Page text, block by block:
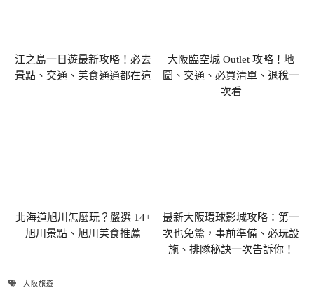
江之島一日遊最新攻略！必去
景點、交通、美食通通都在這
大阪臨空城 Outlet 攻略！地
圖、交通、必買清單、退稅一
次看
北海道旭川怎麼玩？嚴選 14+
旭川景點、旭川美食推薦
最新大阪環球影城攻略：第一
次也免驚，事前準備、必玩設
施、排隊秘訣一次告訴你！
大阪旅遊